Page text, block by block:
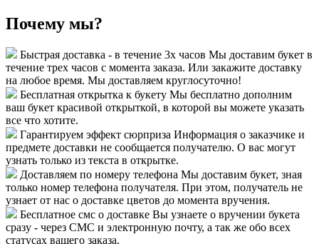
Почему мы?
Быстрая доставка - в течение 3х часов Мы доставим букет в
течение трех часов с момента заказа. Или закажите доставку
на любое время. Мы доставляем круглосуточно!
Бесплатная открытка к букету Мы бесплатно дополним
ваш букет красивой открыткой, в которой вы можете указать
все что хотите.
Гарантируем эффект сюрприза Информация о заказчике и
предмете доставки не сообщается получателю. О вас могут
узнать только из текста в открытке.
Доставляем по номеру телефона Мы доставим букет, зная
только номер телефона получателя. При этом, получатель не
узнает от нас о доставке цветов до момента вручения.
Бесплатное смс о доставке Вы узнаете о вручении букета
сразу - через СМС и электронную почту, а так же обо всех
статусах вашего заказа.